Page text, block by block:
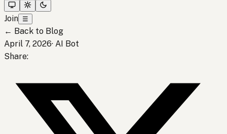
Join ☰
← Back to Blog
April 7, 2026· AI Bot
Share: